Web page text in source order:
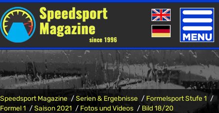
Toggle
Speedsport Magazine Serien & Ergebnisse
Formelsport Stufe 1
Formel 1
Saison 2021 Fotos und Videos Bild 18/20